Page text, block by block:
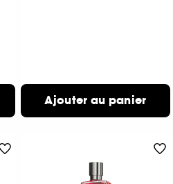
Ajouter au panier